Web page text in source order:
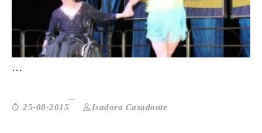
DISABILI: CON LA DANZA SI RITROVA LA
...
25-08-2015 Isadora Casadonte